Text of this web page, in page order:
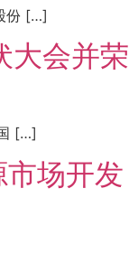
份 […]
大会并荣
[…]
场开发